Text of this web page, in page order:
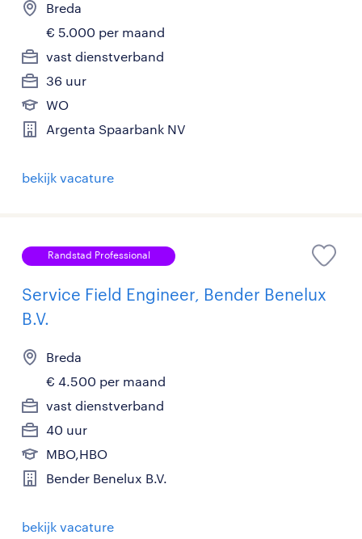
Breda
€ 5.000 per maand
vast dienstverband
36 uur
WO
Argenta Spaarbank NV
bekijk vacature
Randstad Professional
Service Field Engineer, Bender Benelux
B.V.
Breda
€ 4.500 per maand
vast dienstverband
40 uur
MBO,HBO
Bender Benelux B.V.
bekijk vacature